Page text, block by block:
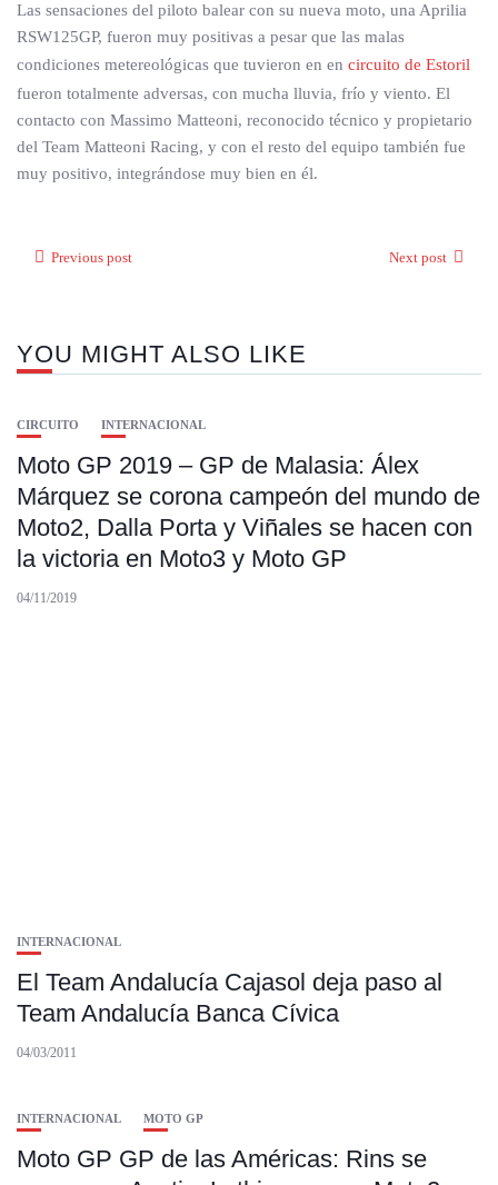
Las sensaciones del piloto balear con su nueva moto, una Aprilia
RSW125GP, fueron muy positivas a pesar que las malas
condiciones metereológicas que tuvieron en en circuito de Estoril
fueron totalmente adversas, con mucha lluvia, frío y viento. El
contacto con Massimo Matteoni, reconocido técnico y propietario
del Team Matteoni Racing, y con el resto del equipo también fue
muy positivo, integrándose muy bien en él.
Previous post Next post
YOU MIGHT ALSO LIKE
CIRCUITO INTERNACIONAL
Moto GP 2019 – GP de Malasia: Álex
Márquez se corona campeón del mundo de
Moto2, Dalla Porta y Viñales se hacen con
la victoria en Moto3 y Moto GP
04/11/2019
INTERNACIONAL
El Team Andalucía Cajasol deja paso al
Team Andalucía Banca Cívica
04/03/2011
INTERNACIONAL MOTO GP
Moto GP GP de las Américas: Rins se